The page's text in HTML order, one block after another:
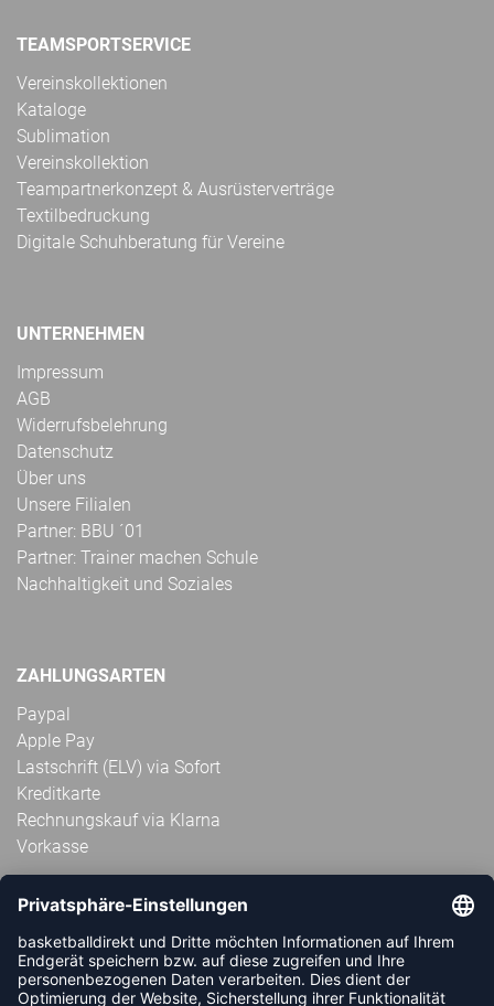
TEAMSPORTSERVICE
Vereinskollektionen
Kataloge
Sublimation
Vereinskollektion
Teampartnerkonzept & Ausrüsterverträge
Textilbedruckung
Digitale Schuhberatung für Vereine
UNTERNEHMEN
Impressum
AGB
Widerrufsbelehrung
Datenschutz
Über uns
Unsere Filialen
Partner: BBU ´01
Partner: Trainer machen Schule
Nachhaltigkeit und Soziales
ZAHLUNGSARTEN
Paypal
Apple Pay
Lastschrift (ELV) via Sofort
Kreditkarte
Rechnungskauf via Klarna
Vorkasse
ABONNIERE JETZT DEN KOSTENLOSEN
HANDBALLDIREKT-NEWSLETTER UND VERPASSE KEINE
NEUIGKEIT ODER AKTION MEHR.